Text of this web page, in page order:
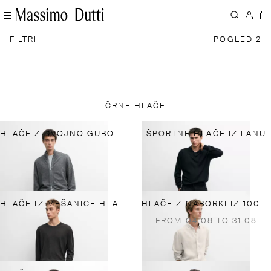
FILTRI POGLED 2
ČRNE HLAČE
HLAČE Z DVOJNO GUBO IZ 100 % BOMBAŽA ŠPORTNE HLAČE IZ LANU
HLAČE IZ MEŠANICE HLADNE VOLNE Z GUBAMI HLAČE Z NABORKI IZ 100 % LANU
FROM 04.08 TO 31.08